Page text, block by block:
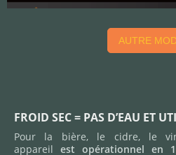
AUTRE
FROID SEC = PAS D’EAU ET
Pour la bière, le cidre, le
appareil est opérationnel en